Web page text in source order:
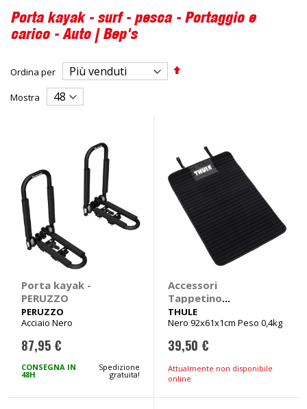
Porta kayak - surf - pesca - Portaggio e
carico - Auto | Bep's
Ordina per
Imposta
Mostra
Porta kayak -
PERUZZO
PERUZZO
Acciaio Nero
87,95 €
CONSEGNA IN
48H
Spedizione
gratuita!
Accessori
Tappetino
protettivo
WaterSlide - THULE
THULE
Nero 92x61x1cm Peso 0,4kg
39,50 €
Attualmente non disponibile
online